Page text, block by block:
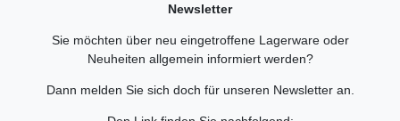
Newsletter
Sie möchten über neu eingetroffene Lagerware oder
Neuheiten allgemein informiert werden?
Dann melden Sie sich doch für unseren Newsletter an.